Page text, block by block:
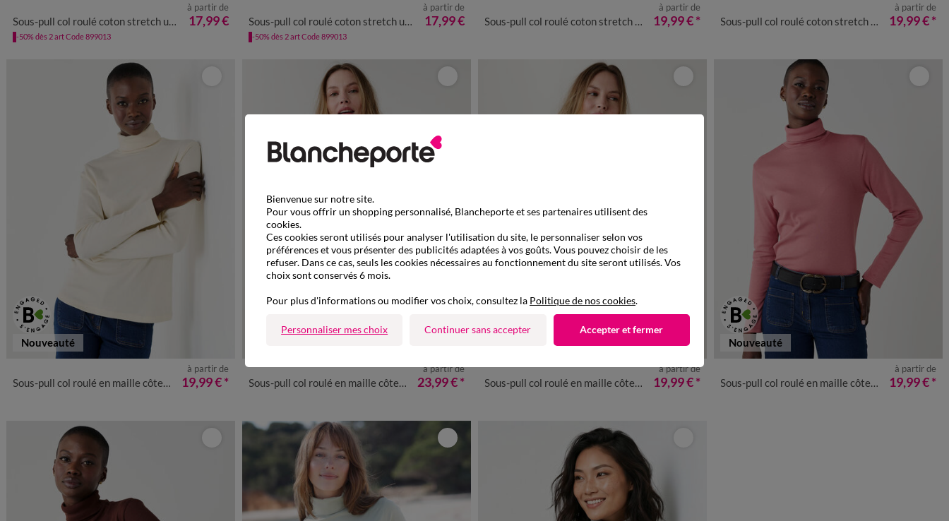
52 54
Sous-pull col roulé coton stretch uni
à partir de
17,99 €
-50% dès 2 art Code 899013
52 54
Sous-pull col roulé coton stretch uni
à partir de
17,99 €
-50% dès 2 art Code 899013
52 54
Sous-pull col roulé coton stretch uni
à partir de
19,99 €*
52 54
Sous-pull col roulé coton stretch uni
à partir de
19,99 €*
Nouveauté
52 54
Sous-pull col roulé en maille côtelée, uni
à partir de
19,99 €*
52 54
Sous-pull col roulé en maille côtelée, rayé
à partir de
23,99 €*
52 54
Sous-pull col roulé en maille côtelée, uni
à partir de
19,99 €*
Nouveauté
52 54
Sous-pull col roulé en maille côtelée, uni
à partir de
19,99 €*
Bienvenue sur notre site.
Pour vous offrir un shopping personnalisé, Blancheporte et ses partenaires utilisent des
cookies.
Ces cookies seront utilisés pour analyser l'utilisation du site, le personnaliser selon vos
préférences et vous présenter des publicités adaptées à vos goûts. Vous pouvez choisir de les
refuser. Dans ce cas, seuls les cookies nécessaires au fonctionnement du site seront utilisés. Vos
choix sont conservés 6 mois.
Pour plus d'informations ou modifier vos choix, consultez la Politique de nos cookies.
Personnaliser mes choix Continuer sans accepter Accepter et fermer